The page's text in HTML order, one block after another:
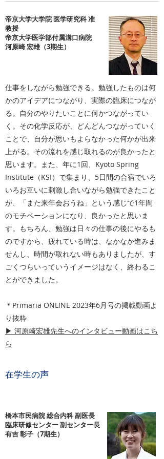
帝京大学大学院 医学研究科 准
教授
帝京大学医学部付属溝口病院
河原崎 宏雄（3期生）
仕事をしながら勉強できる。勉強したものは何
かのアイデアにつながり、実際の臨床につなが
る。自分のやりたいことに何かつながってい
く。その化学反応が、どんどんつながっていく
ことで、自分が思いもよらなかった何かが出来
上がる。その流れを感じ取れるのが良かったと
思います。また、年に1回、Kyoto Spring
Institute（KSI）で集まり、5日間の合宿でいろ
いろお互いに刺激し合いながら勉強できたこと
が、「また来年会おうね」という感じで1年間
のモチベーションになり、良かったと思いま
す。もちろん、勉強は日々の仕事の後にやるも
のですから、疲れている時は、なかなか進みま
せんし、時間が取れない時もありましたが、す
ごくつらいっていうイメージはなく、終わるこ
とができました。
＊Primaria ONLINE 2023年6月号の掲載動画よ
り抜粋
▶ 河原崎宏雄先生へのインタビュー動画はこち
ら
在学生の声
橋本市民病院 総合内科 副医長
臨床研修センター 副センター長
有吉 彰子（7期生）